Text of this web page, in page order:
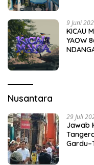
9 Juni
KICAU
YAOW
Nusantara
29 Juli
Jawab